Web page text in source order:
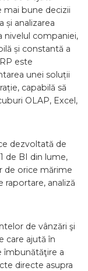
mai bune decizii
și analizarea
nivelul companiei,
și constantă a
este
unei soluții
capabilă să
OLAP, Excel,
dezvoltată de
de BI din lume,
de orice mărime
raportare, analiză
de vânzări şi
care ajută în
îmbunătăţire a
directe asupra